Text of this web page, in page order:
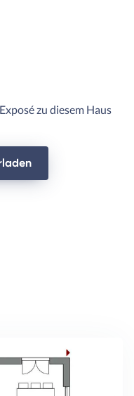
zu diesem Haus